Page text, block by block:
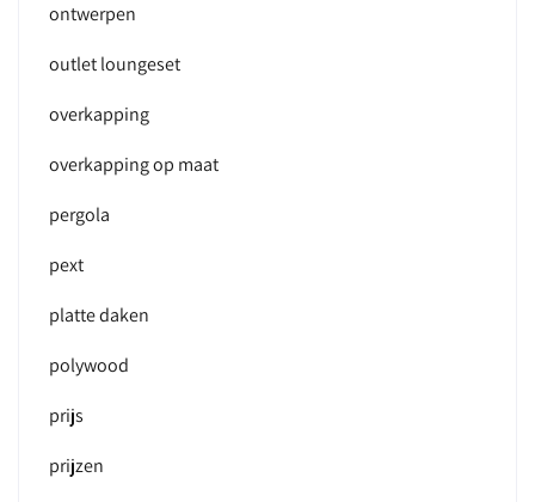
ontwerpen
outlet loungeset
overkapping
overkapping op maat
pergola
pext
platte daken
polywood
prijs
prijzen